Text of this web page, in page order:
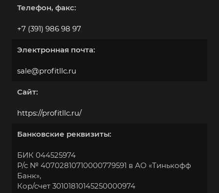
Телефон, факс:
+7 (391) 986 98 97
Электронная почта:
sale@profitllc.ru
Сайт:
https://profitllc.ru/
Банковские реквизиты:
БИК 044525974
Р/с № 40702810710000779591 в АО «Тинькофф
Банк»,
Кор/счет 30101810145250000974